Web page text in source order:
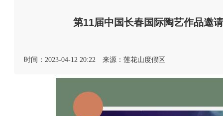
第11届中国长春国际陶艺作品邀
时间：2023-04-12 20:22 来源：莲花山度假区